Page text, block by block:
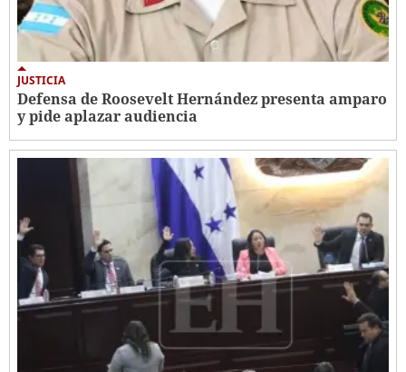
JUSTICIA
Defensa de Roosevelt Hernández presenta amparo
y pide aplazar audiencia